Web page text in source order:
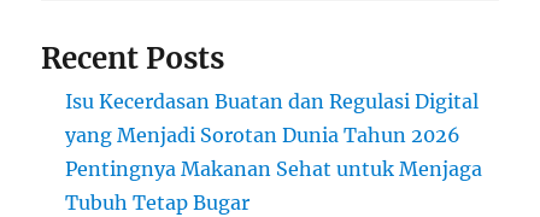
Recent Posts
Isu Kecerdasan Buatan dan Regulasi Digital
yang Menjadi Sorotan Dunia Tahun 2026
Pentingnya Makanan Sehat untuk Menjaga
Tubuh Tetap Bugar